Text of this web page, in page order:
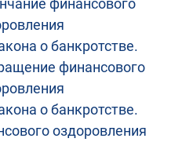
финансового
о банкротстве.
финансового
о банкротстве.
оздоровления